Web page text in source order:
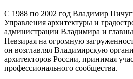
С 1988 по 2002 год Владимир
Управления архитектуры и
администрации Владимира и
Невзирая на огромную
он возглавлял Владимирскую
архитекторов России, принимая
профессионального сообщества.